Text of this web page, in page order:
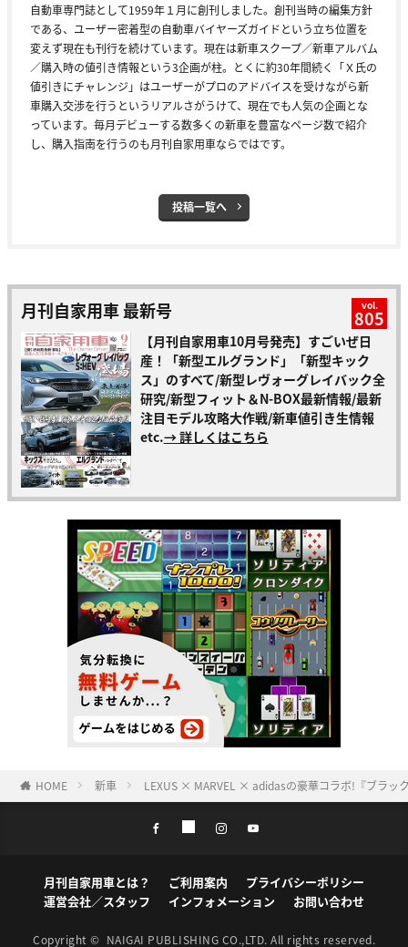
自動車専門誌として1959年１月に創刊しました。創刊当時の編集方針
である、ユーザー密着型の自動車バイヤーズガイドという立ち位置を
変えず現在も刊行を続けています。現在は新車スクープ／新車アルバム
／購入時の値引き情報という3企画が柱。とくに約30年間続く「Ｘ氏の
値引きにチャレンジ」はユーザーがプロのアドバイスを受けながら新
車購入交渉を行うというリアルさがうけて、現在でも人気の企画とな
っています。毎月デビューする数多くの新車を豊富なページ数で紹介
し、購入指南を行うのも月刊自家用車ならではです。
投稿一覧へ
月刊自家用車 最新号 vol.
805
【月刊自家用車10月号発売】すごいぜ日
産！「新型エルグランド」「新型キック
ス」のすべて/新型レヴォーグレイバック全
研究/新型フィット＆N-BOX最新情報/最新
注目モデル攻略大作戦/新車値引き生情報
etc.→ 詳しくはこちら
HOME 新車 LEXUS × MARVEL × adidasの豪華コラボ!『ブラッ
月刊自家用車とは？ ご利用案内
プライバシーポリシー
運営会社／スタッフ
インフォメーション お問い合わせ
Copyright © NAIGAI PUBLISHING CO.,LTD. All rights reserved.